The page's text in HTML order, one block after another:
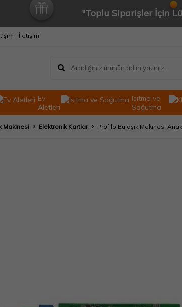
"Toplu Siparişler İçin
İletişim
Ev
Aletleri
Isıtma ve
Soğutma
Makinesi Elektronik Kartlar Profilo Bulaşık Makinesi